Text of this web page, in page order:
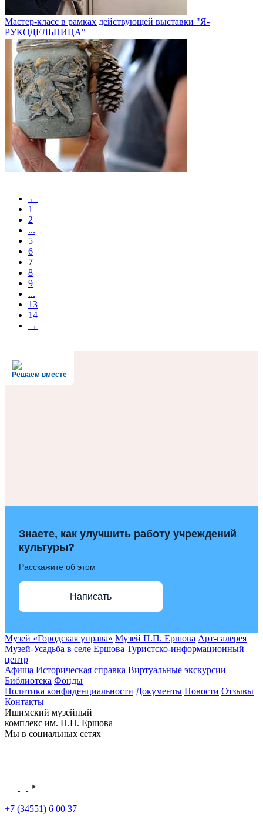
Мастер-класс в рамках действующей выставки "Я-
РУКОДЕЛЬНИЦА"
←
1
2
...
5
6
7
8
9
...
13
14
→
Решаем вместе
Знаете, как улучшить работу учреждений
культуры?
Расскажите об этом
Написать
Музей «Городская управа» Музей П.П. Ершова Арт-галерея
Музей-Усадьба в селе Ершова Туристско-информационный
центр
Афиша Историческая справка Виртуальные экскурсии
Библиотека Фонды
Политика конфиденциальности Документы Новости Отзывы
Контакты
Ишимский музейный
комплекс им. П.П. Ершова
Мы в социальных сетях
+7 (34551) 6 00 37